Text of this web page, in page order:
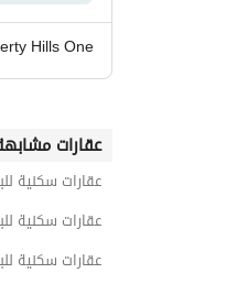
Hills One
عقارات
عقارات سكنية
عقارات سكنية
عقارات سكنية